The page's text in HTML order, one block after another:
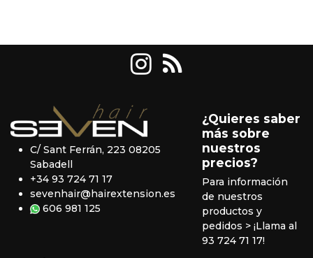
C/ Sant Ferrán, 223 08205
Sabadell
+34 93 724 71 17
sevenhair@hairextension.es
606 981 125
¿Quieres saber
más sobre
nuestros
precios?
Para información
de nuestros
productos y
pedidos > ¡Llama al
93 724 71 17!